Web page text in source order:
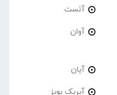
آنست
آوان
آیان
آیریک بویز